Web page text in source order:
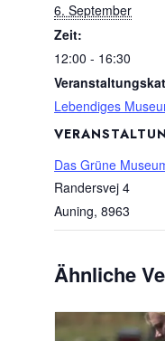
6. September
Zeit:
12:00 - 16:30
Lebendiges
Das Grüne
Randersvej 4
Auning, 8963
Ähnliche